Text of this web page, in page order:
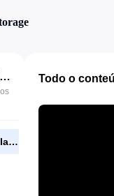
Emily Thorne clases de billar a la tetona.mp4
Emily Thorne clases de billar a la tetona.mp4
Todo o